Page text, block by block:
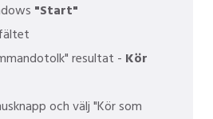
"Start"
resultat - Kör
och välj "Kör som